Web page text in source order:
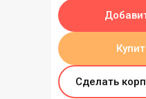
Сделать